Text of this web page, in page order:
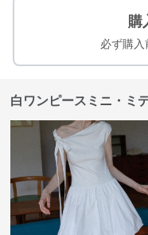
購
必ず購入
白ワンピースミニ・ミ